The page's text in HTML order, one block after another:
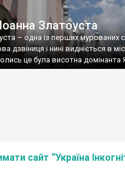
Златоуста
– одна із перших мурованих
дзвіниця і нині видніється в
це була висотна домінанта
сайт “Україна